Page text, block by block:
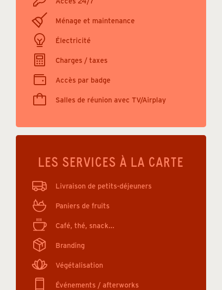
Ménage et maintenance
Électricité
Charges / taxes
Accès par badge
Salles de réunion avec TV/Airplay
LES SERVICES À LA CARTE
Livraison de petits-déjeuners
Paniers de fruits
Café, thé, snack...
Branding
Végétalisation
Événements / afterworks